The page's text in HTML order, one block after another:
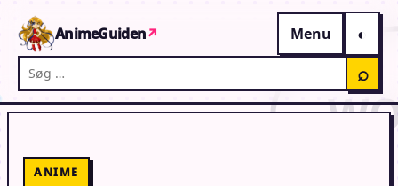
AnimeGuiden↗
Menu
Søg på AnimeGuiden
⌕
ANIME